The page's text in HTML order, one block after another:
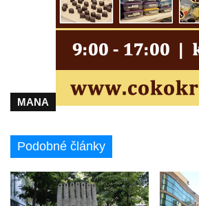
Socha býka před areálem firmy 2JCP v
Račicích
Povodňový sloup II. v Dobříni
Pamětní kámen vodního díla Josefův Důl
Socha svatého Floriána na domě čp. 3 v
Socha svaté Anny u domu čp. 3 v Oparnu
Lavička Václava Havla v Novém Boru
MANA
Podobné články